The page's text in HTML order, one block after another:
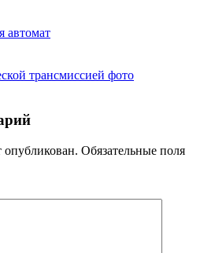
автомат
трансмиссией фото
опубликован. Обязательные поля